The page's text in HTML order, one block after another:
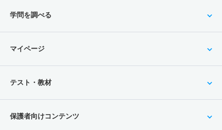
学問を調べる
マイページ
テスト・教材
保護者向けコンテンツ